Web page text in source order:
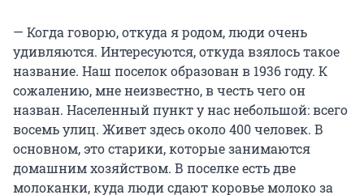
— Когда говорю, откуда я родом, люди очень
удивляются. Интересуются, откуда взялось такое
название. Наш поселок образован в 1936 году. К
сожалению, мне неизвестно, в честь чего он
назван. Населенный пункт у нас небольшой: всего
восемь улиц. Живет здесь около 400 человек. В
основном, это старики, которые занимаются
домашним хозяйством. В поселке есть две
молоканки, куда люди сдают коровье молоко за